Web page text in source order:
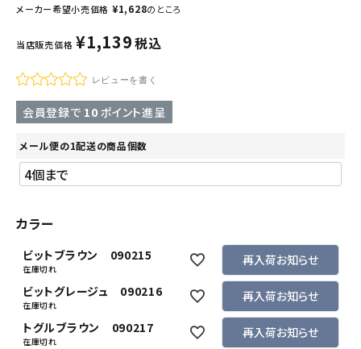
メーカー希望小売価格 ¥1,628のところ
当店販売価格 ¥1,139税込
レビューを書く
会員登録で 10 ポイント進呈
メール便の1配送の商品個数
カラー
ビットブラウン 090215
在庫切れ
再入荷お知らせ
ビットグレージュ 090216
在庫切れ
再入荷お知らせ
トグルブラウン 090217
在庫切れ
再入荷お知らせ